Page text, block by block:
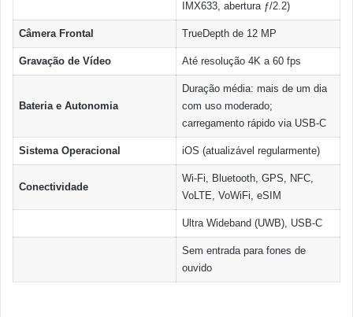
IMX633, abertura ƒ/2.2)
Câmera Frontal TrueDepth de 12 MP
Gravação de Vídeo Até resolução 4K a 60 fps
Bateria e Autonomia
Duração média: mais de um dia
com uso moderado;
carregamento rápido via USB-C
Sistema Operacional iOS (atualizável regularmente)
Conectividade
Wi-Fi, Bluetooth, GPS, NFC,
VoLTE, VoWiFi, eSIM
Ultra Wideband (UWB), USB-C
Sem entrada para fones de
ouvido